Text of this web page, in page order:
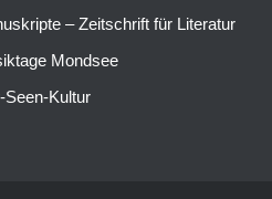
– Zeitschrift für Literatur
Mondsee
Seen-Kultur